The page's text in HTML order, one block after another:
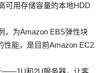
可用存储容量的本地HDD
，为Amazon EBS弹性块
性能，是目前Amazon EC2
——1U和2U服务器，让客